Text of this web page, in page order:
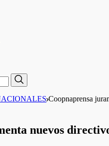
Coopnaprensa
nuevos